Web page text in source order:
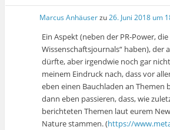
Marcus Anhäuserzu26. Juni 2018 um
Ein Aspekt (neben der PR-Power,
Wissenschaftsjournals“ haben), der
dürfte, aber irgendwie noch gar
meinem Eindruck nach, dass vor
eben einen Bauchladen an Themen
dann eben passieren, dass, wie
berichteten Themen laut eurem
Nature stammen. (https://